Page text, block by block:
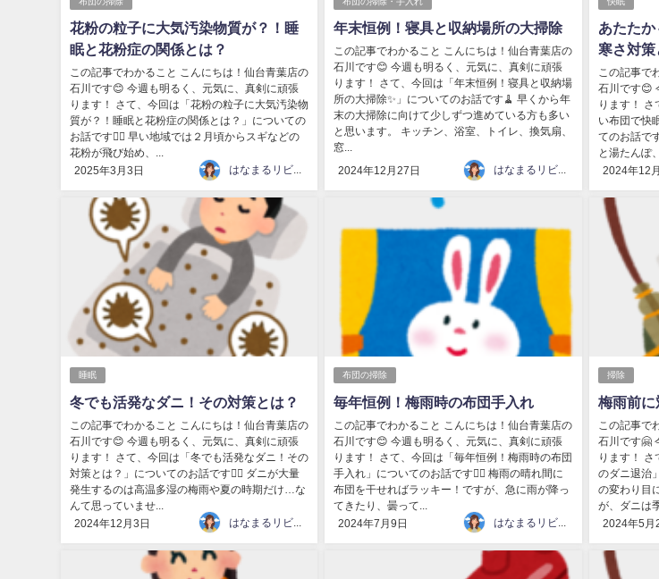
花粉の粒子に大気汚染物質が？！睡
眠と花粉症の関係とは？
この記事でわかること こんにちは！仙台青葉店の
石川です😊 今週も明るく、元気に、真剣に頑張
ります！ さて、今回は「花粉の粒子に大気汚染物
質が？！睡眠と花粉症の関係とは？」についての
お話です💁‍♀️ 早い地域では２月頃からスギなどの
花粉が飛び始め、...
2025年3月3日
はなまるリビング
年末恒例！寝具と収納場所の大掃除
この記事でわかること こんにちは！仙台青葉店の
石川です😊 今週も明るく、元気に、真剣に頑張
ります！ さて、今回は「年末恒例！寝具と収納場
所の大掃除✨」についてのお話です🧹 早くから年
末の大掃除に向けて少しずつ進めている方も多い
と思います。 キッチン、浴室、トイレ、換気扇、
窓...
2024年12月27日 はなまるリビング
あたた
寒さ対策
この記事で
石川です😊
ります！ さ
い布団で快
てのお話で
と湯たんぽ
2024年12
睡眠
冬でも活発なダニ！その対策とは？
この記事でわかること こんにちは！仙台青葉店の
石川です😊 今週も明るく、元気に、真剣に頑張
ります！ さて、今回は「冬でも活発なダニ！その
対策とは？」についてのお話です💁‍♀️ ダニが大量
発生するのは高温多湿の梅雨や夏の時期だけ…な
んて思っていませ...
2024年12月3日
布団の掃除
毎年恒例！梅雨時の布団手入れ
この記事でわかること こんにちは！仙台青葉店の
石川です😊 今週も明るく、元気に、真剣に頑張
ります！ さて、今回は「毎年恒例！梅雨時の布団
手入れ」についてのお話です💁‍♀️ 梅雨の晴れ間に
布団を干せればラッキー！ですが、急に雨が降っ
てきたり、曇って...
2024年7月9日
はなまるリビング
掃除
梅雨前に
この記事で
石川です🤗
ります！ さ
のダニ退治
の変わり目
が、ダニは
2024年5月